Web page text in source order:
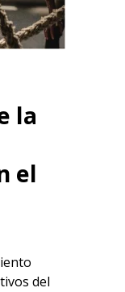
la
el
del